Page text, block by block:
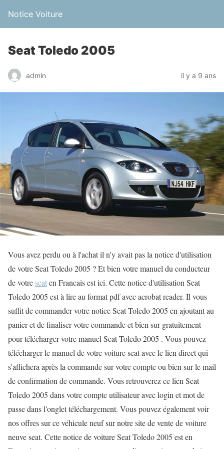
Notice Voiture
Seat Toledo 2005
admin il y a 9 ans
Vous avez perdu ou à l'achat il n'y avait pas la notice d'utilisation
de votre Seat Toledo 2005 ? Et bien votre manuel du conducteur
de votre seaten Francais est ici. Cette notice d'utilisation Seat
Toledo 2005 est à lire au format pdf avec acrobat reader. Il vous
suffit de commander votre notice Seat Toledo 2005 en ajoutant au
panier et de finaliser votre commande et bien sur gratuitement
pour télécharger votre manuel Seat Toledo 2005 . Vous pouvez
télécharger le manuel de votre voiture seat avec le lien direct qui
s'affichera après la commande sur votre compte ou bien sur le mail
de confirmation de commande. Vous retrouverez ce lien Seat
Toledo 2005 dans votre compte utilisateur avec login et mot de
passe dans l'onglet téléchargement. Vous pouvez également voir
nos offres sur ce véhicule neuf sur notre site de vente de voiture
neuve seat. Cette notice de voiture Seat Toledo 2005 est en